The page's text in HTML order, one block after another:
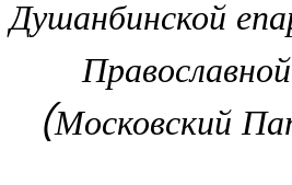
Душанбинской
(Московский